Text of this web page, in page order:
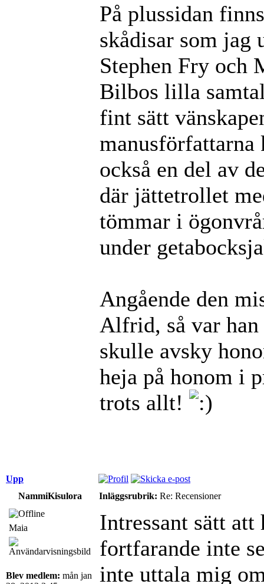
På plussidan
skådisar som
Stephen Fry och
Bilbos lilla
fint sätt
också en del av
där jättetrollet
tömmar i
under
Angående den
Alfrid, så var
skulle avsky
heja på honom i
trots allt!
Upp
NammiKisulora
Inläggsrubrik: Re: Recensioner
Maia
Blev medlem: mån jan
Intressant sätt
fortfarande inte
inte uttala mig